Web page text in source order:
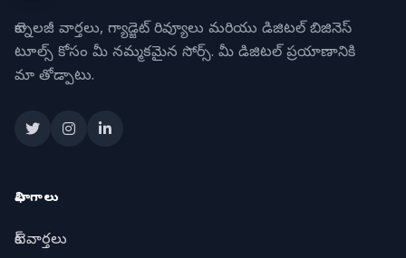
టెక్నాలజీ వార్తలు, గ్యాడ్జెట్ రివ్యూలు మరియు డిజిటల్ బిజినెస్
టూల్స్ కోసం మీ నమ్మకమైన సోర్స్. మీ డిజిటల్ ప్రయాణానికి
మా తోడ్పాటు.
విభాగాలు
టెక్ వార్తలు